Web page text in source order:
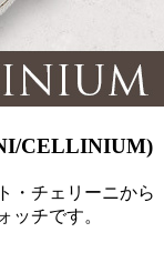
CELLINIUM)
・チェリーニから
ッチです。